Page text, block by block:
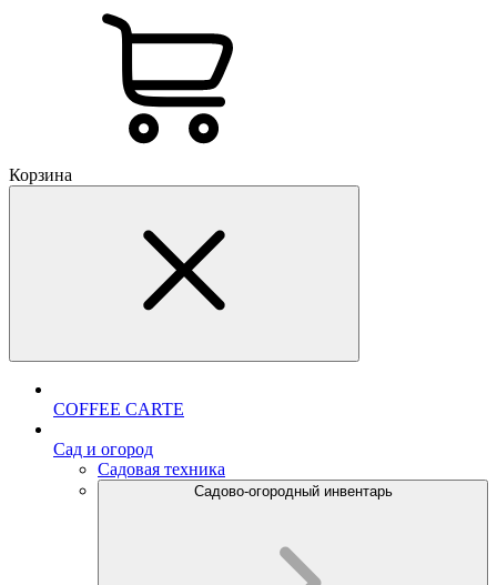
Корзина
COFFEE CARTE
Cад и огород
Садовая техника
Садово-огородный инвентарь